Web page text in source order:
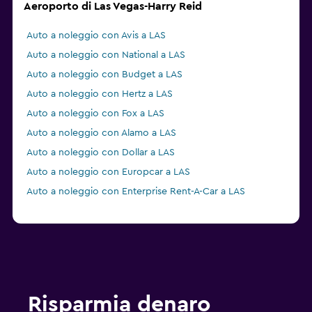
Aeroporto di Las Vegas-Harry Reid
Auto a noleggio con Avis a LAS
Auto a noleggio con National a LAS
Auto a noleggio con Budget a LAS
Auto a noleggio con Hertz a LAS
Auto a noleggio con Fox a LAS
Auto a noleggio con Alamo a LAS
Auto a noleggio con Dollar a LAS
Auto a noleggio con Europcar a LAS
Auto a noleggio con Enterprise Rent-A-Car a LAS
Risparmia denaro